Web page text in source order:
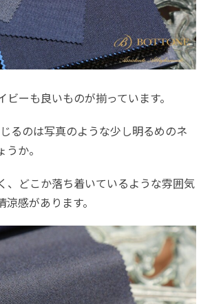
ーも良いものが揃っています。
るのは写真のような少し明るめのネ
か。
、どこか落ち着いているような雰囲気
感があります。